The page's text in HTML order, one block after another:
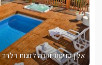
אלין-סוויטת יוקרה לזוגות בלבד